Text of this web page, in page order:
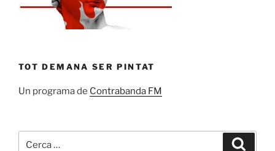
TOT DEMANA SER PINTAT
Un programa de Contrabanda FM